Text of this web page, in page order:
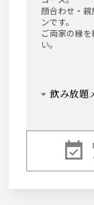
顔合わせ・
ンです。
ご両家の縁
い。
飲み放
ビール
ザ・プレミ